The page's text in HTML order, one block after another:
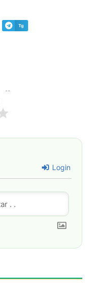
Tg
Login